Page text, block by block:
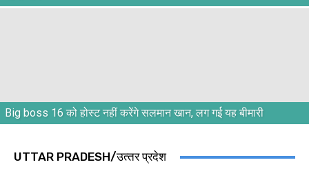
Big boss 16 को होस्ट नहीं करेंगे सलमान खान, लग गई यह बीमारी
UTTAR PRADESH/उत्‍तर प्रदेश